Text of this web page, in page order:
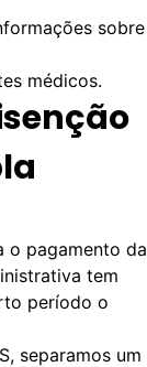
sobre
médicos.
o pagamento da
tem
período o
separamos um